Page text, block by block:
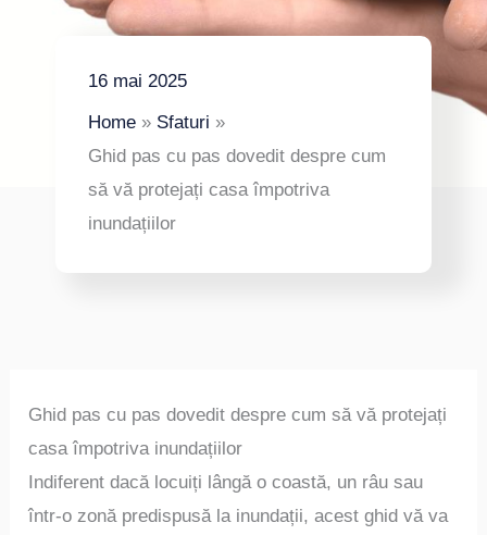
16 mai 2025
Home
Sfaturi
Ghid pas cu pas dovedit despre cum
să vă protejați casa împotriva
inundațiilor
Ghid pas cu pas dovedit despre cum să vă protejați
casa împotriva inundațiilor
Indiferent dacă locuiți lângă o coastă, un râu sau
într-o zonă predispusă la inundații, acest ghid vă va